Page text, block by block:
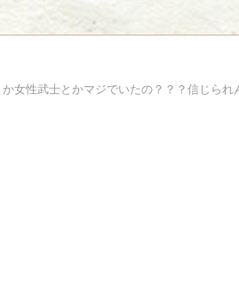
livedoor 相互RSS
か女性武士とかマジでいたの？？？信じられ